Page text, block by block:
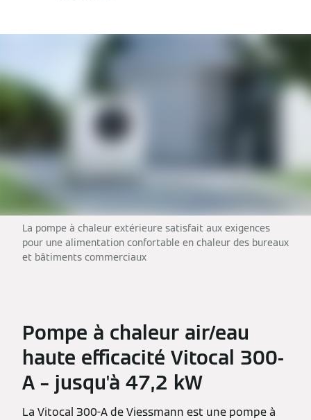
La pompe à chaleur extérieure satisfait aux exigences
pour une alimentation confortable en chaleur des bureaux
et bâtiments commerciaux
Pompe à chaleur air/eau
haute efficacité Vitocal 300-
A – jusqu'à 47,2 kW
La Vitocal 300-A de Viessmann est une pompe à